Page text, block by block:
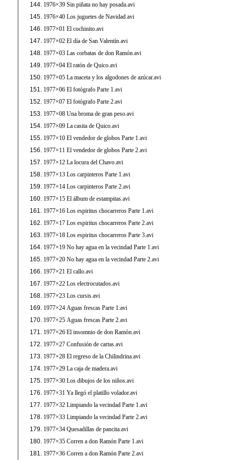
1976×39 Sin piñata no hay posada.avi
1976×40 Los juguetes de Navidad.avi
1977×01 El cochinito.avi
1977×02 El día de San Valentín.avi
1977×03 Las corbatas de don Ramón.avi
1977×04 El ratón de Quico.avi
1977×05 La maceta y los algodones de azúcar.avi
1977×06 El fotógrafo Parte 1.avi
1977×07 El fotógrafo Parte 2.avi
1977×08 Una broma de gran peso.avi
1977×09 La casita de Quico.avi
1977×10 El vendedor de globos Parte 1.avi
1977×11 El vendedor de globos Parte 2.avi
1977×12 La locura del Chavo.avi
1977×13 Los carpinteros Parte 1.avi
1977×14 Los carpinteros Parte 2.avi
1977×15 El álbum de estampitas.avi
1977×16 Los espiritus chocarreros Parte 1.avi
1977×17 Los espiritus chocarreros Parte 2.avi
1977×18 Los espiritus chocarreros Parte 3.avi
1977×19 No hay agua en la vecindad Parte 1.avi
1977×20 No hay agua en la vecindad Parte 2.avi
1977×21 El callo.avi
1977×22 Los electrocutados.avi
1977×23 Los cursis.avi
1977×24 Aguas frescas Parte 1.avi
1977×25 Aguas frescas Parte 2.avi
1977×26 El insomnio de don Ramón.avi
1977×27 Confusión de cartas.avi
1977×28 El regreso de la Chilindrina.avi
1977×29 La caja de madera.avi
1977×30 Los dibujos de los niños.avi
1977×31 Ya llegó el platillo volador.avi
1977×32 Limpiando la vecindad Parte 1.avi
1977×33 Limpiando la vecindad Parte 2.avi
1977×34 Quesadillas de pancita.avi
1977×35 Corren a don Ramón Parte 1.avi
1977×36 Corren a don Ramón Parte 2.avi